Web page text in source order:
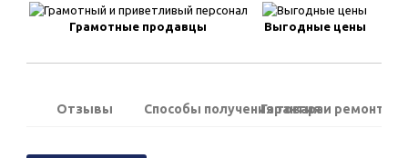
Грамотные продавцы Выгодные цены
Отзывы Способы получения товараГарантия и ремонт